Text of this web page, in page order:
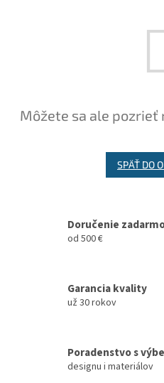
Môžete sa ale
SPÄŤ DO
Doručenie
od 500 €
Garancia kvality
už 30 rokov
Poradenstvo s
designu i materiálov